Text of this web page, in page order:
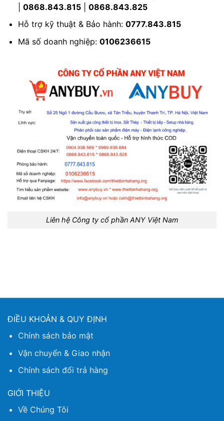
0868.843.815| 0868.843.825
Hỗ trợ kỹ thuật & Bảo hành: 0777.843.815
Mã số doanh nghiệp: 0106236615
Liên hệ Công ty cổ phần ANY Việt Nam
ĐIỀU KHOẢN & QUY ĐỊNH
Chính sách bảo mật
Vận chuyển & Giao nhận
Chính sách đổi trả hàng
GIỚI THIỆU
Về Chúng Tôi